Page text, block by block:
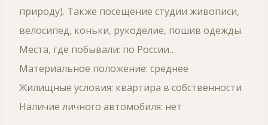
природу). Также посещение студии живописи,
велосипед, коньки, рукоделие, пошив одежды.
Места, где побывали: по России…
Материальное положение: среднее
Жилищные условия: квартира в собственности
Наличие личного автомобиля: нет